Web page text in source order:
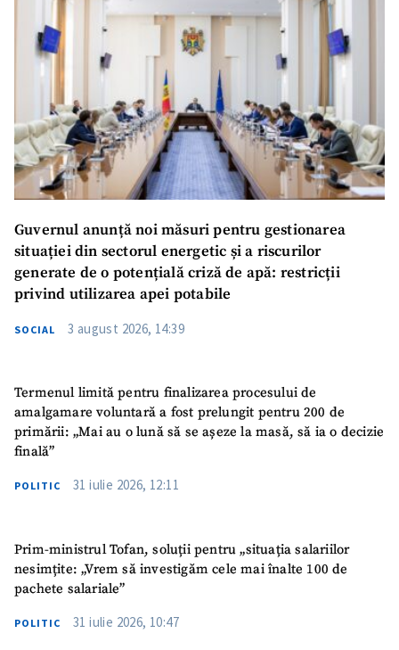
Guvernul anunță noi măsuri pentru gestionarea
situației din sectorul energetic și a riscurilor
generate de o potențială criză de apă: restricții
privind utilizarea apei potabile
SOCIAL 3 august 2026, 14:39
Termenul limită pentru finalizarea procesului de
amalgamare voluntară a fost prelungit pentru 200 de
primării: „Mai au o lună să se așeze la masă, să ia o decizie
finală”
POLITIC 31 iulie 2026, 12:11
Prim-ministrul Tofan, soluții pentru „situația salariilor
nesimțite: „Vrem să investigăm cele mai înalte 100 de
pachete salariale”
POLITIC 31 iulie 2026, 10:47